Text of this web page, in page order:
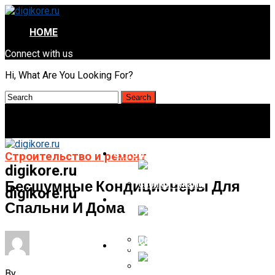
HOME
Connect with us
Hi, What Are You Looking For?
digikore.ru
digikore.ru
СТРОИТЕЛЬСТВО И РЕМОНТ
Частном Доме От Скважины
Правильное Использование
ОТДЫХ И РАЗВЛЕЧЕНИЯ
Строительство и ремонт
Бесшумные Кондиционеры Для
Спальни И Дома